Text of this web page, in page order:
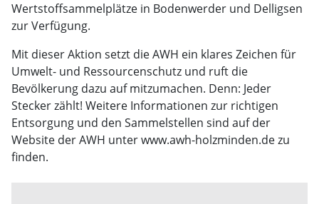
Wertstoffsammelplätze in Bodenwerder und Delligsen
zur Verfügung.
Mit dieser Aktion setzt die AWH ein klares Zeichen für
Umwelt- und Ressourcenschutz und ruft die
Bevölkerung dazu auf mitzumachen. Denn: Jeder
Stecker zählt! Weitere Informationen zur richtigen
Entsorgung und den Sammelstellen sind auf der
Website der AWH unter www.awh-holzminden.de zu
finden.